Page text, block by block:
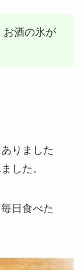
お酒の氷が
りました
した。
日食べた